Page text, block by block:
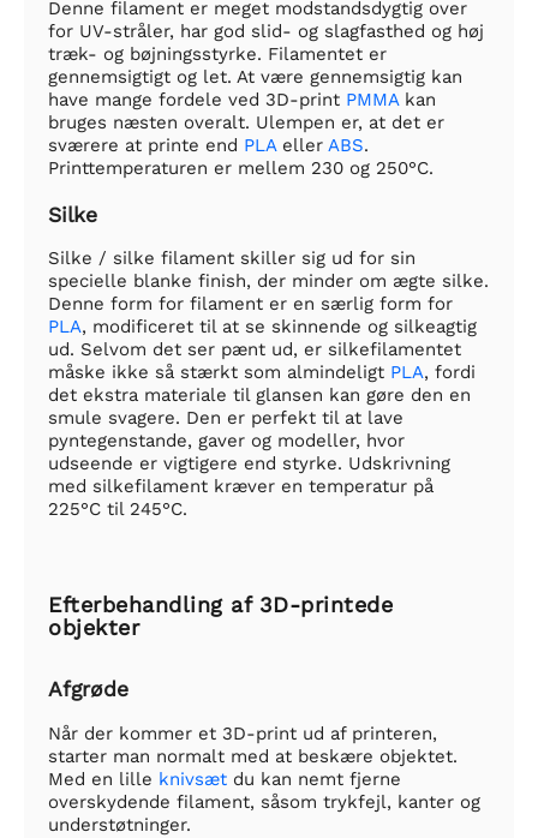
Denne filament er meget modstandsdygtig over
for UV-stråler, har god slid- og slagfasthed og høj
træk- og bøjningsstyrke. Filamentet er
gennemsigtigt og let. At være gennemsigtig kan
have mange fordele ved 3D-print PMMAkan
bruges næsten overalt. Ulempen er, at det er
sværere at printe end PLAeller ABS.
Printtemperaturen er mellem 230 og 250°C.
Silke
Silke / silke filament skiller sig ud for sin
specielle blanke finish, der minder om ægte silke.
Denne form for filament er en særlig form for
PLA, modificeret til at se skinnende og silkeagtig
ud. Selvom det ser pænt ud, er silkefilamentet
måske ikke så stærkt som almindeligt PLA, fordi
det ekstra materiale til glansen kan gøre den en
smule svagere. Den er perfekt til at lave
pyntegenstande, gaver og modeller, hvor
udseende er vigtigere end styrke. Udskrivning
med silkefilament kræver en temperatur på
225°C til 245°C.
Efterbehandling af 3D-printede
objekter
Afgrøde
Når der kommer et 3D-print ud af printeren,
starter man normalt med at beskære objektet.
Med en lille knivsæt du kan nemt fjerne
overskydende filament, såsom trykfejl, kanter og
understøtninger.